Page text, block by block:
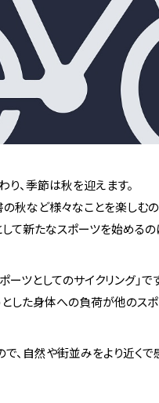
、季節は秋を迎えます。
秋など様々なことを楽しむ
して新たなスポーツを始める
ツとしてのサイクリング」で
した身体への負荷が他のス
、自然や街並みをより近くで